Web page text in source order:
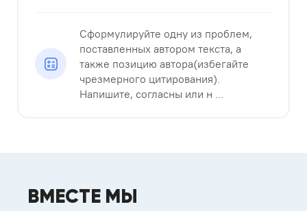
Сформулируйте одну из проблем,
поставленных автором текста, а
также позицию автора(избегайте
чрезмерного цитирования).
Напишите, согласны или н ...
ВМЕСТЕ МЫ